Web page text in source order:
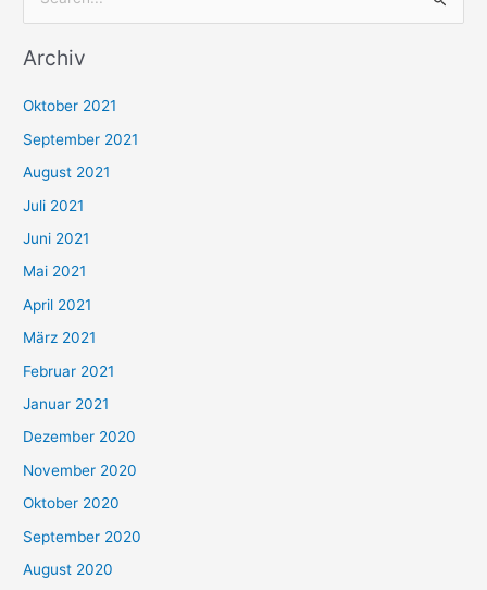
c
n
n
a
c
h
:
Archiv
Oktober 2021
September 2021
August 2021
Juli 2021
Juni 2021
Mai 2021
April 2021
März 2021
Februar 2021
Januar 2021
Dezember 2020
November 2020
Oktober 2020
September 2020
August 2020